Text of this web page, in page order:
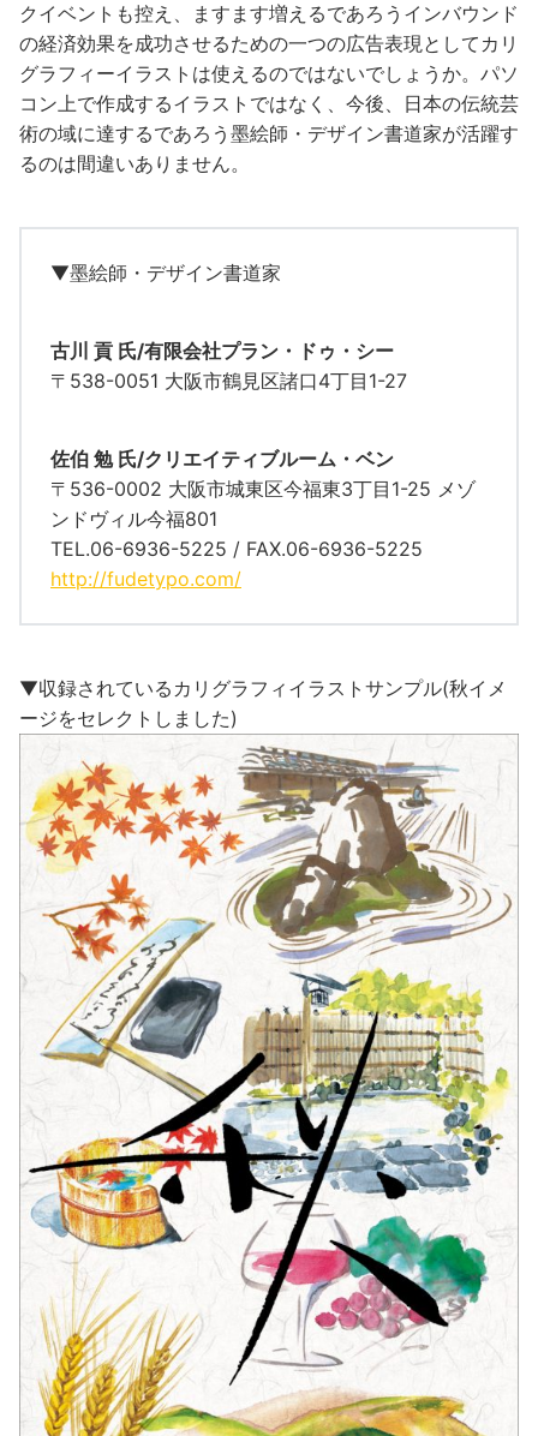
クイベントも控え、ますます増えるであろうインバウンド
の経済効果を成功させるための一つの広告表現としてカリ
グラフィーイラストは使えるのではないでしょうか。パソ
コン上で作成するイラストではなく、今後、日本の伝統芸
術の域に達するであろう墨絵師・デザイン書道家が活躍す
るのは間違いありません。
▼墨絵師・デザイン書道家
古川 貢 氏/有限会社プラン・ドゥ・シー
〒538-0051 大阪市鶴見区諸口4丁目1-27
佐伯 勉 氏/クリエイティブルーム・ベン
〒536-0002 大阪市城東区今福東3丁目1-25 メゾ
ンドヴィル今福801
TEL.06-6936-5225 / FAX.06-6936-5225
http://fudetypo.com/
▼収録されているカリグラフィイラストサンプル(秋イメ
ージをセレクトしました)